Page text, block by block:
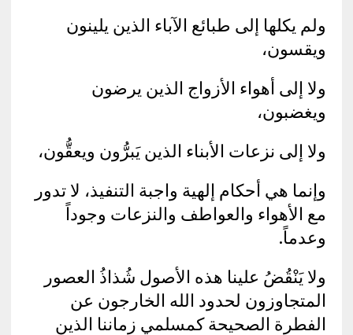
ولم يكلها إلى طبائع الآباء الذين يلينون
ويقسون،
ولا إلى أهواء الأزواج الذين يرضون
ويغضبون،
ولا إلى نزعات الأبناء الذين يَبرُّون ويعقُّون،
وإنما هي أحكام إلهية واجبة التنفيذ، لا تدور
مع الأهواء والعواطف والنزعات وجوداً
وعدماً.
ولا يَنْقُضُ علينا هذه الأصول شُذاذُ العصور
المتجاوزون لحدود الله الخارجون عن
الفطرة الصحيحة كمسلمي زماننا الذين